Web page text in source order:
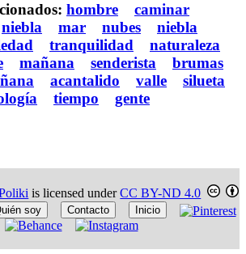
hombre
caminar
niebla mar nubes
niebla
tranquilidad
naturaleza
mañana senderista
brumas
acantalido valle
silueta
tiempo gente
is licensed underCC BY-ND 4.0
soy Contacto Inicio